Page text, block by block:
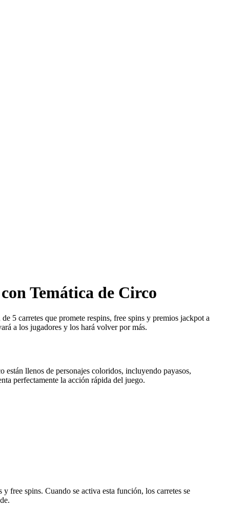
Temática de Circo
de 5 carretes que promete respins, free spins y premios jackpot a
a los jugadores y los hará volver por más.
llenos de personajes coloridos, incluyendo payasos,
perfectamente la acción rápida del juego.
free spins. Cuando se activa esta función, los carretes se